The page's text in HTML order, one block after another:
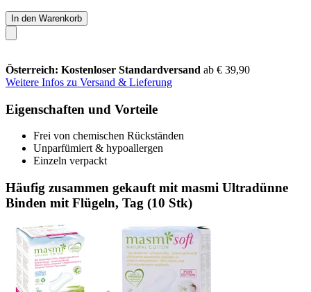
In den Warenkorb
Österreich: Kostenloser Standardversand ab € 39,90
Weitere Infos zu Versand & Lieferung
Eigenschaften und Vorteile
Frei von chemischen Rückständen
Unparfümiert & hypoallergen
Einzeln verpackt
Häufig zusammen gekauft mit masmi Ultradünne
Binden mit Flügeln, Tag (10 Stk)